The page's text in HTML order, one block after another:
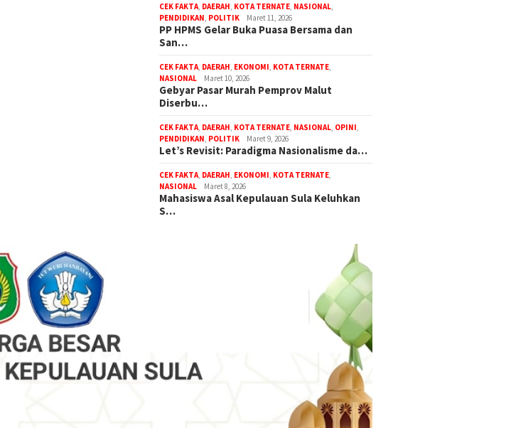
CEK FAKTA DAERAH KOTA TERNATE NASIONAL
PENDIDIKAN POLITIK Maret 11, 2026
PP HPMS Gelar Buka Puasa Bersama dan
San…
CEK FAKTA DAERAH EKONOMI KOTA TERNATE
NASIONAL
Maret 10, 2026
Gebyar Pasar Murah Pemprov Malut
Diserbu…
CEK FAKTA DAERAH KOTA TERNATE NASIONAL OPINI
PENDIDIKAN POLITIK Maret 9, 2026
Let’s Revisit: Paradigma Nasionalisme da…
CEK FAKTA DAERAH EKONOMI KOTA TERNATE
NASIONAL
Maret 8, 2026
Mahasiswa Asal Kepulauan Sula Keluhkan
S…